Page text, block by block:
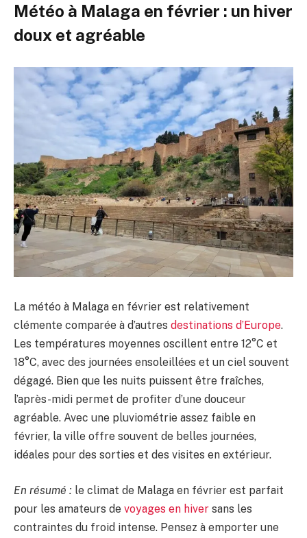
Météo à Malaga en février : un hiver
doux et agréable
La météo à Malaga en février est relativement
clémente comparée à d’autres destinations d’Europe.
Les températures moyennes oscillent entre 12°C et
18°C, avec des journées ensoleillées et un ciel souvent
dégagé. Bien que les nuits puissent être fraîches,
l’après-midi permet de profiter d’une douceur
agréable. Avec une pluviométrie assez faible en
février, la ville offre souvent de belles journées,
idéales pour des sorties et des visites en extérieur.
En résumé : le climat de Malaga en février est parfait
pour les amateurs de voyages en hiver sans les
contraintes du froid intense. Pensez à emporter une